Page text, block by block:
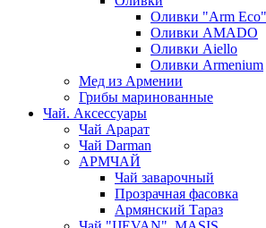
Оливки "Arm Eco"
Оливки AMADO
Оливки Aiello
Оливки Armenium
Мед из Армении
Грибы маринованные
Чай. Аксессуары
Чай Арарат
Чай Darman
АРМЧАЙ
Чай заварочный
Прозрачная фасовка
Армянский Тараз